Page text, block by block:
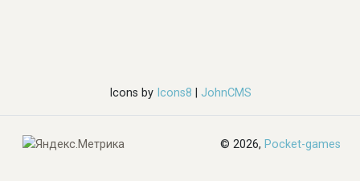
Icons byIcons8 JohnCMS
© 2026, Pocket-games